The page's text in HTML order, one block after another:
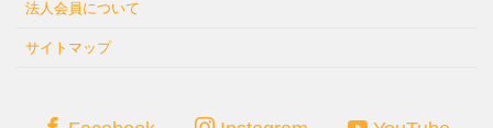
法人会員について
サイトマップ